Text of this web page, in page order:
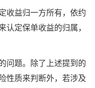
收益归一方所有，依约
认定保单收益的归属，
问题。除了上述提到的
性质来判断外，若涉及